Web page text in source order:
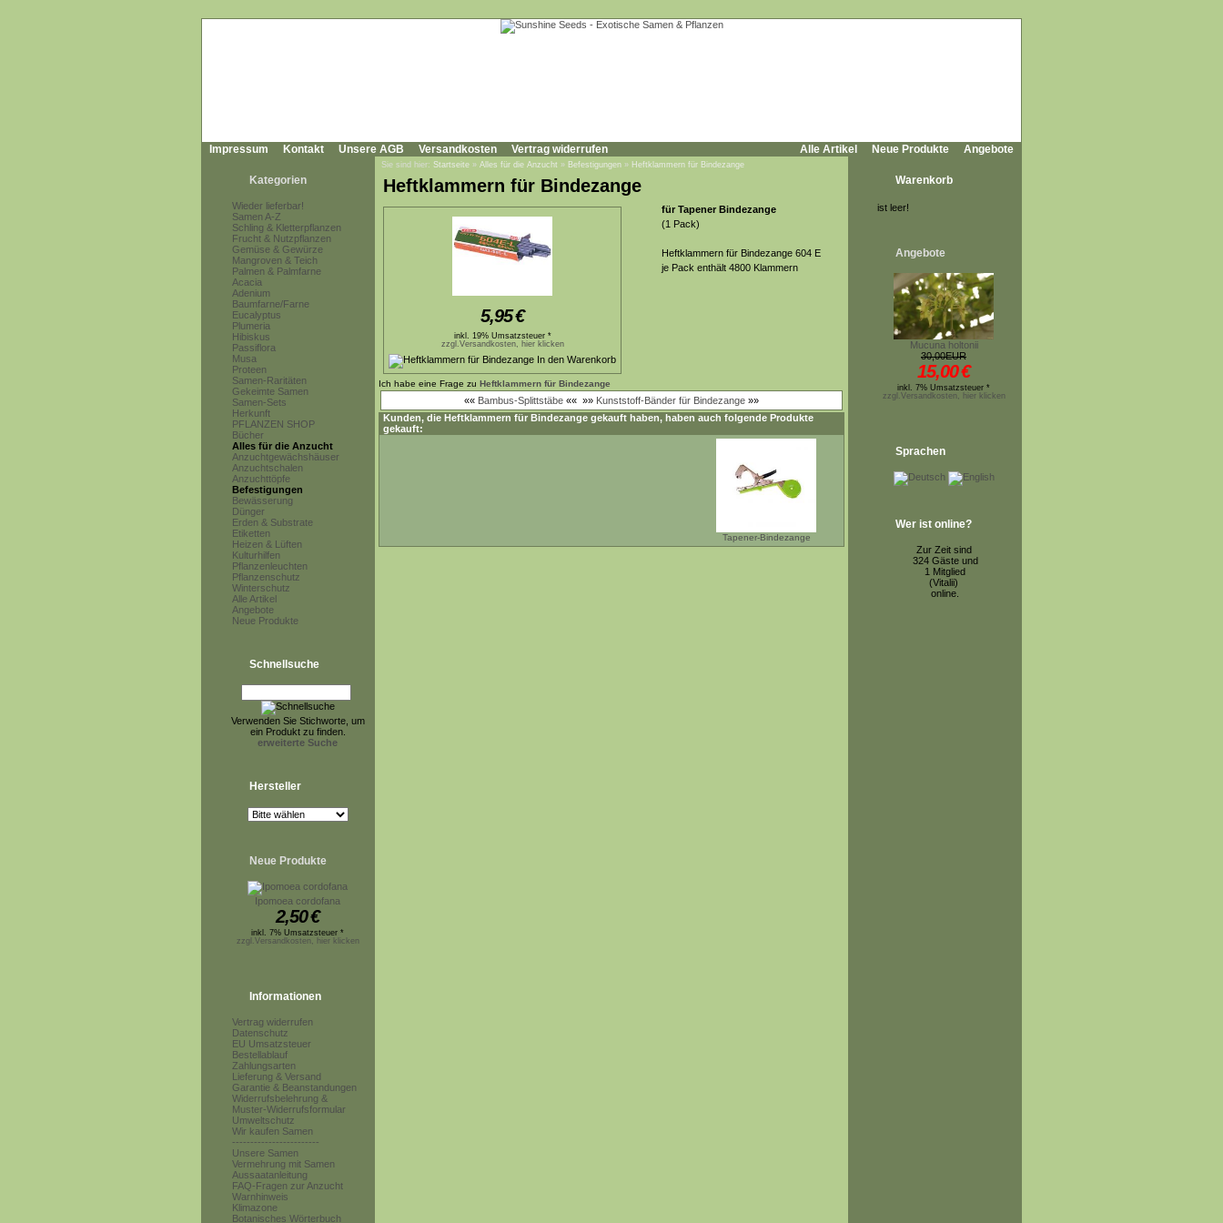
Impressum Kontakt Unsere AGB Versandkosten Vertrag widerrufen Alle Artikel Neue Produkte Angebote
Kategorien
Wieder lieferbar!
Samen A-Z
Schling & Kletterpflanzen
Frucht & Nutzpflanzen
Gemüse & Gewürze
Mangroven & Teich
Palmen & Palmfarne
Acacia
Adenium
Baumfarne/Farne
Eucalyptus
Plumeria
Hibiskus
Passiflora
Musa
Proteen
Samen-Raritäten
Gekeimte Samen
Samen-Sets
Herkunft
PFLANZEN SHOP
Bücher
Alles für die Anzucht
Anzuchtgewächshäuser
Anzuchtschalen
Anzuchttöpfe
Befestigungen
Bewässerung
Dünger
Erden & Substrate
Etiketten
Heizen & Lüften
Kulturhilfen
Pflanzenleuchten
Pflanzenschutz
Winterschutz
Alle Artikel
Angebote
Neue Produkte
Schnellsuche
Verwenden Sie Stichworte, um
ein Produkt zu finden.
erweiterte Suche
Hersteller
Neue Produkte
Ipomoea cordofana
2,50€
inkl. 7% Umsatzsteuer *
zzgl.Versandkosten, hier klicken
Informationen
Vertrag widerrufen
Datenschutz
EU Umsatzsteuer
Bestellablauf
Zahlungsarten
Lieferung & Versand
Garantie & Beanstandungen
Widerrufsbelehrung &
Muster-Widerrufsformular
Umweltschutz
Wir kaufen Samen
------------------------
Unsere Samen
Vermehrung mit Samen
Aussaatanleitung
FAQ-Fragen zur Anzucht
Warnhinweis
Klimazone
Botanisches Wörterbuch
Sie sind hier: Startseite » Alles für die Anzucht » Befestigungen » Heftklammern für Bindezange
Heftklammern für Bindezange
5,95€
inkl. 19% Umsatzsteuer *
zzgl.Versandkosten, hier klicken
für Tapener Bindezange
(1 Pack)
Heftklammern für Bindezange 604 E
je Pack enthält 4800 Klammern
Ich habe eine Frage zu Heftklammern für Bindezange
«« Bambus-Splittstäbe «« »» Kunststoff-Bänder für Bindezange »»
Kunden, die Heftklammern für Bindezange gekauft haben, haben auch folgende Produkte
gekauft:
Tapener-Bindezange
Warenkorb
ist leer!
Angebote
Mucuna holtonii
30,00EUR
15,00€
inkl. 7% Umsatzsteuer *
zzgl.Versandkosten, hier klicken
Sprachen
Wer ist online?
Zur Zeit sind
324 Gäste und
1 Mitglied
(Vitalii)
online.